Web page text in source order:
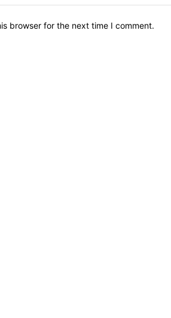
browser for the next time I comment.